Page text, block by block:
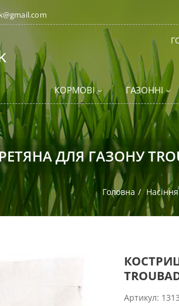
КОРМОВІ ГАЗОННІ
ДЛЯ ГАЗОНУ
Головна
Артикул: